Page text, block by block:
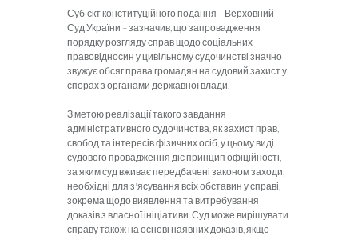
Суб'єкт конституційного подання – Верховний
Суд України – зазначив, що запровадження
порядку розгляду справ щодо соціальних
правовідносин у цивільному судочинстві значно
звужує обсяг права громадян на судовий захист у
спорах з органами державної влади.
З метою реалізації такого завдання
адміністративного судочинства, як захист прав,
свобод та інтересів фізичних осіб, у цьому виді
судового провадження діє принцип офіційності,
за яким суд вживає передбачені законом заходи,
необхідні для з'ясування всіх обставин у справі,
зокрема щодо виявлення та витребування
доказів з власної ініціативи. Суд може вирішувати
справу також на основі наявних доказів, якщо